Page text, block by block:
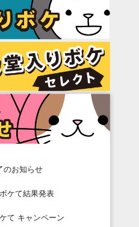
のお知らせ
ケて結果発表
て キャンペーン